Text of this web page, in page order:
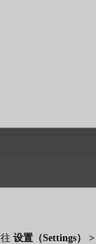
设置（Settings） >